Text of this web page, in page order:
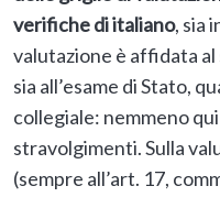
verifiche di italiano, sia
valutazione è affidata
sia all’esame di Stato,
collegiale: nemmeno
stravolgimenti. Sulla
(sempre all’art. 17,